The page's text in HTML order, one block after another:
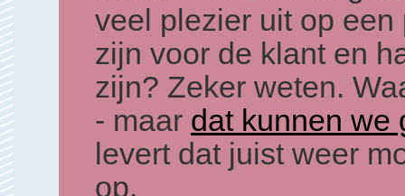
veel plezier uit op
zijn voor de klant en
zijn? Zeker weten.
- maar dat kunnen we
levert dat juist weer
op.